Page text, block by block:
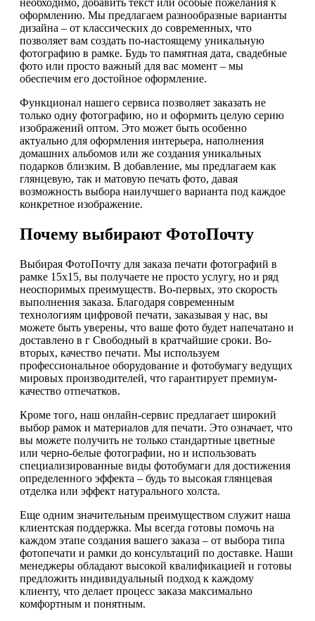
необходимо, добавить текст или особые пожелания к
оформлению. Мы предлагаем разнообразные варианты
дизайна – от классических до современных, что
позволяет вам создать по-настоящему уникальную
фотографию в рамке. Будь то памятная дата, свадебные
фото или просто важный для вас момент – мы
обеспечим его достойное оформление.
Функционал нашего сервиса позволяет заказать не
только одну фотографию, но и оформить целую серию
изображений оптом. Это может быть особенно
актуально для оформления интерьера, наполнения
домашних альбомов или же создания уникальных
подарков близким. В добавление, мы предлагаем как
глянцевую, так и матовую печать фото, давая
возможность выбора наилучшего варианта под каждое
конкретное изображение.
Почему выбирают ФотоПочту
Выбирая ФотоПочту для заказа печати фотографий в
рамке 15х15, вы получаете не просто услугу, но и ряд
неоспоримых преимуществ. Во-первых, это скорость
выполнения заказа. Благодаря современным
технологиям цифровой печати, заказывая у нас, вы
можете быть уверены, что ваше фото будет напечатано и
доставлено в г Свободный в кратчайшие сроки. Во-
вторых, качество печати. Мы используем
профессиональное оборудование и фотобумагу ведущих
мировых производителей, что гарантирует премиум-
качество отпечатков.
Кроме того, наш онлайн-сервис предлагает широкий
выбор рамок и материалов для печати. Это означает, что
вы можете получить не только стандартные цветные
или черно-белые фотографии, но и использовать
специализированные виды фотобумаги для достижения
определенного эффекта – будь то высокая глянцевая
отделка или эффект натурального холста.
Еще одним значительным преимуществом служит наша
клиентская поддержка. Мы всегда готовы помочь на
каждом этапе создания вашего заказа – от выбора типа
фотопечати и рамки до консультаций по доставке. Наши
менеджеры обладают высокой квалификацией и готовы
предложить индивидуальный подход к каждому
клиенту, что делает процесс заказа максимально
комфортным и понятным.